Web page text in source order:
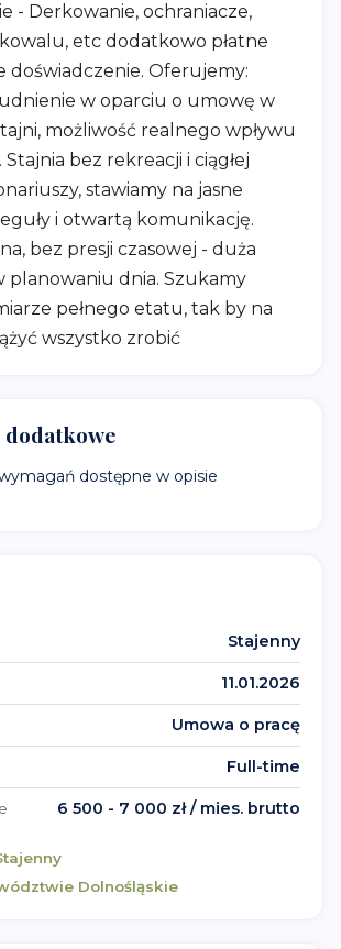
- Derkowanie, ochraniacze,
etc dodatkowo płatne
doświadczenie. Oferujemy:
w oparciu o umowę w
możliwość realnego wpływu
bez rekreacji i ciągłej
stawiamy na jasne
i otwartą komunikację.
bez presji czasowej - duża
planowaniu dnia. Szukamy
pełnego etatu, tak by na
wszystko zrobić
dostępne w opisie
Stajenny
11.01.2026
Umowa o pracę
Full-time
6 500 - 7 000 zł / mies. brutto
Dolnośląskie